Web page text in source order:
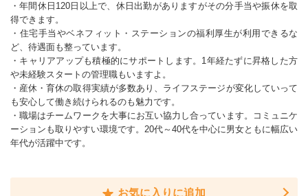
・年間休日120日以上で、休日出勤がありますがその分手当や振休を取
得できます。
・住宅手当やベネフィット・ステーションの福利厚生が利用できるな
ど、待遇面も整っています。
・キャリアアップも積極的にサポートします。1年経たずに昇格した方
や未経験スタートの管理職もいますよ。
・産休・育休の取得実績が多数あり、ライフステージが変化していって
も安心して働き続けられるのも魅力です。
・職場はチームワークを大事にお互い協力し合っています。コミュニケ
ーションも取りやすい環境です。20代～40代を中心に男女ともに幅広い
年代が活躍中です。
お気に入りに追加